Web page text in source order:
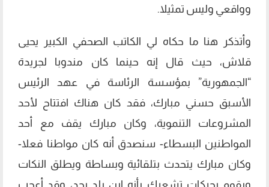
وواقعي وليس تمثيلا.
وأتذكر هنا ما حكاه لي الكاتب الصحفي الكبير يحيى
قلاش، حيث قال إنه حينما كان مندوبا لجريدة
“الجمهورية” بمؤسسة الرئاسة في عهد الرئيس
الأسبق حسني مبارك، فقد كان هناك افتتاح لأحد
المشروعات التنموية، وكان مبارك يقف مع أحد
المواطنين البسطاء- سنصدق أنه كان مواطنا فعلا-
وكان مبارك يتحدث بتلقائية وبساطة ويطلق النكات
ويقوم بحركات تشعرك بأنه ابن بلد بجد، وقد أعجب